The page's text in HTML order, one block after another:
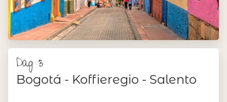
Dag 3
Bogotá - Koffieregio - Salento